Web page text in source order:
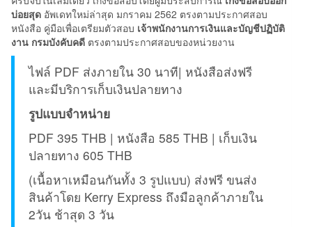
บ่อยสุด อัพเดทใหม่ล่าสุด มกราคม 2562 ตรงตามประกาศสอบ
หนังสือ คู่มือเพื่อเตรียมตัวสอบ เจ้าพนักงานการเงินและบัญชีปฏิบัติ
งาน กรมบังคับคดี ตรงตามประกาศสอบของหน่วยงาน
ไฟล์ PDF ส่งภายใน 30 นาที| หนังสือส่งฟรี
และมีบริการเก็บเงินปลายทาง
รูปแบบจำหน่าย
PDF 395 THB | หนังสือ 585 THB | เก็บเงิน
ปลายทาง 605 THB
(เนื้อหาเหมือนกันทั้ง 3 รูปแบบ) ส่งฟรี ขนส่ง
สินค้าโดย Kerry Express ถึงมือลูกค้าภายใน
2วัน ช้าสุด 3 วัน